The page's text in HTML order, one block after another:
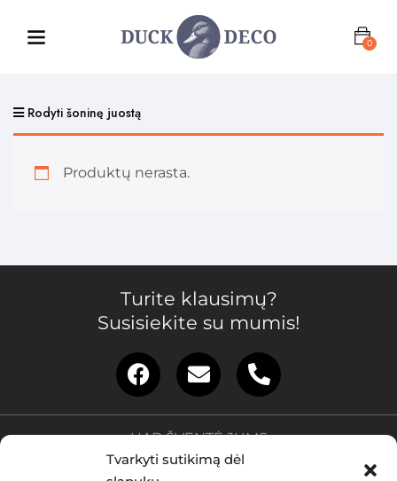
Tvarkyti sutikimą dėl
0
Rodyti šoninę juostą
Produktų nerasta.
Turite klausimų?
Susisiekite su mumis!
UAB ŠVENTĖ JUMS
Įmonės kodas 300138036